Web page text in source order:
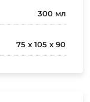
300 мл
75 x 105 x 90